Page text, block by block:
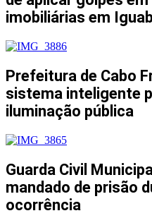
imobiliárias em
Prefeitura de Cabo
sistema inteligente
iluminação pública
Guarda Civil
mandado de prisão
ocorrência